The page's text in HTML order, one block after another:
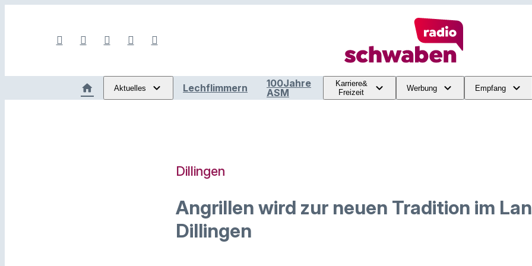
Aktuelles Lechflimmern
100Jahre
ASM
Karriere&
Freizeit
Werbung Empfang
Dillingen
Angrillen wird zur neuen Tradition im
Dillingen